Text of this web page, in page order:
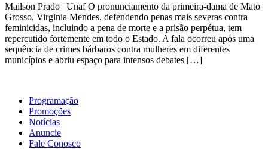
Mailson Prado | Unaf O pronunciamento da primeira-dama de Mato
Grosso, Virginia Mendes, defendendo penas mais severas contra
feminicidas, incluindo a pena de morte e a prisão perpétua, tem
repercutido fortemente em todo o Estado. A fala ocorreu após uma
sequência de crimes bárbaros contra mulheres em diferentes
municípios e abriu espaço para intensos debates […]
Programação
Promoções
Notícias
Anuncie
Fale Conosco